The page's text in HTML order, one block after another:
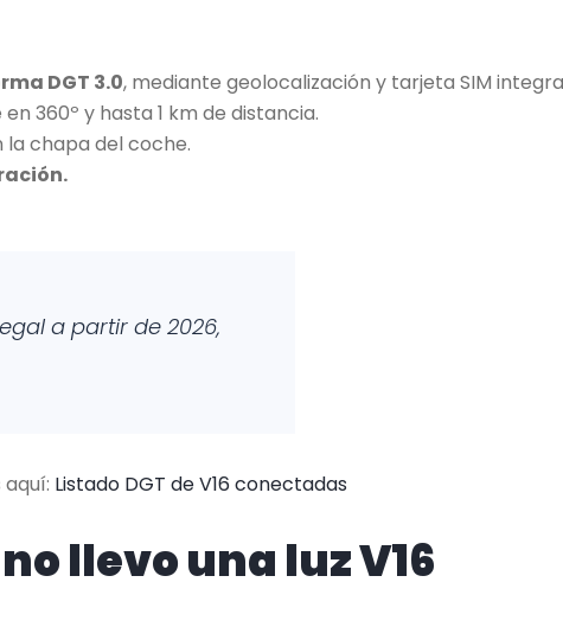
DGT 3.0, mediante geolocalización y tarjeta SIM
en 360º y hasta 1 km de distancia.
chapa del coche.
a partir de 2026,
Listado DGT de V16 conectadas
llevo una luz V16